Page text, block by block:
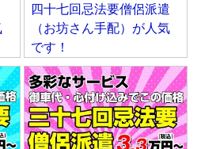
四十七回忌法要僧侶派遣
（お坊さん手配）が人気
です！